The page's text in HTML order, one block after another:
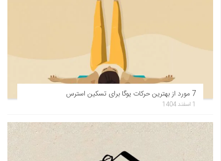
7 مورد از بهترین حرکات یوگا برای تسکین استرس
1 اسفند 1404